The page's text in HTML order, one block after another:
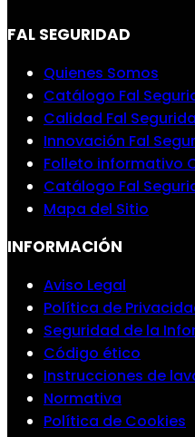
FAL SEGURIDAD
Quienes Somos
Catálogo Fal
Calidad Fal
Innovación Fal
Folleto informativo
Catálogo Fal
Mapa del Sitio
INFORMACIÓN
Aviso Legal
Política de
Seguridad de la
Código ético
Instrucciones de
Normativa
Política de Cookies